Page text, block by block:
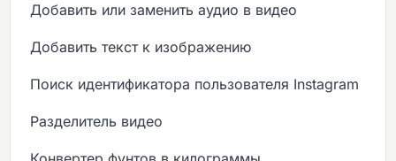
Добавить или заменить аудио в видео
Добавить текст к изображению
Поиск идентификатора пользователя Instagram
Разделитель видео